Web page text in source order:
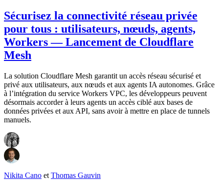
Sécurisez la connectivité réseau privée
pour tous : utilisateurs, nœuds, agents,
Workers — Lancement de Cloudflare
Mesh
La solution Cloudflare Mesh garantit un accès réseau sécurisé et
privé aux utilisateurs, aux nœuds et aux agents IA autonomes. Grâce
à l’intégration du service Workers VPC, les développeurs peuvent
désormais accorder à leurs agents un accès ciblé aux bases de
données privées et aux API, sans avoir à mettre en place de tunnels
manuels.
Nikita Cano et Thomas Gauvin